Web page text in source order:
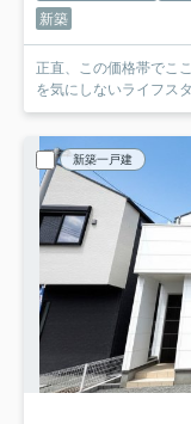
新築
正直、この価格帯でここ
を気にしないライフス
新築一戸建